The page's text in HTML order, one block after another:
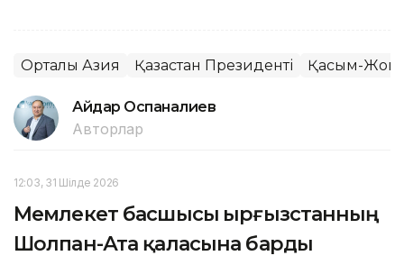
Орталық Азия Қазақстан Президенті Қасым-
Айдар Оспаналиев
Авторлар
12:03, 31 Шілде 2026
Мемлекет басшысы Қырғызстанның
Шолпан-Ата қаласына барды